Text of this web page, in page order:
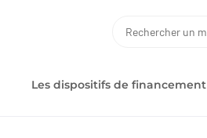
RECHERCHE
Les dispositifs de financement